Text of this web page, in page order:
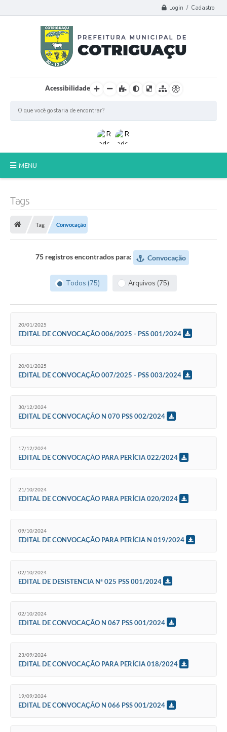
Login / Cadastro
Acessibilidade
MENU
Poder Legislativo
A Prefeitura
Imprensa
Contratos
Audiências Públicas
Carta de Serviços
Obras
Telefones Úteis
Jornal
SIC
Tags
Tag Convocação
75 registros encontrados para: Convocação
Todos (75) Arquivos (75)
20/01/2025
EDITAL DE CONVOCAÇÃO 006/2025 - PSS 001/2024
20/01/2025
EDITAL DE CONVOCAÇÃO 007/2025 - PSS 003/2024
30/12/2024
EDITAL DE CONVOCAÇÃO N 070 PSS 002/2024
17/12/2024
EDITAL DE CONVOCAÇÃO PARA PERÍCIA 022/2024
21/10/2024
EDITAL DE CONVOCAÇÃO PARA PERÍCIA 020/2024
09/10/2024
EDITAL DE CONVOCAÇÃO PARA PERÍCIA N 019/2024
02/10/2024
EDITAL DE DESISTENCIA Nª 025 PSS 001/2024
02/10/2024
EDITAL DE CONVOCAÇÃO N 067 PSS 001/2024
23/09/2024
EDITAL DE CONVOCAÇÃO PARA PERÍCIA 018/2024
19/09/2024
EDITAL DE CONVOCAÇÃO N 066 PSS 001/2024